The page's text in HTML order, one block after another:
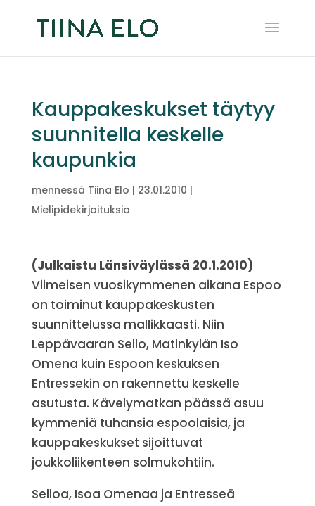
Kauppakeskukset täytyy
suunnitella keskelle
kaupunkia
mennessä Tiina Elo | 23.01.2010 |
Mielipidekirjoituksia
(Julkaistu Länsiväylässä 20.1.2010)
Viimeisen vuosikymmenen aikana Espoo
on toiminut kauppakeskusten
suunnittelussa mallikkaasti. Niin
Leppävaaran Sello, Matinkylän Iso
Omena kuin Espoon keskuksen
Entressekin on rakennettu keskelle
asutusta. Kävelymatkan päässä asuu
kymmeniä tuhansia espoolaisia, ja
kauppakeskukset sijoittuvat
joukkoliikenteen solmukohtiin.
Selloa, Isoa Omenaa ja Entresseä